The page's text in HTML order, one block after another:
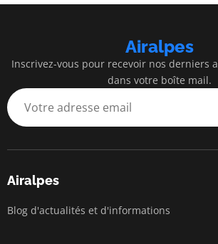
Airalpes
Inscrivez-vous pour recevoir nos derniers
dans votre boîte mail.
Airalpes
Blog d'actualités et d'informations